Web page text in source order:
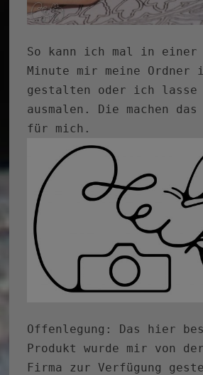
So kann ich mal in einer
Minute mir meine
gestalten oder ich lasse
ausmalen. Die machen
für mich.
Offenlegung: Das hier
Produkt wurde mir von
Firma zur Verfügung